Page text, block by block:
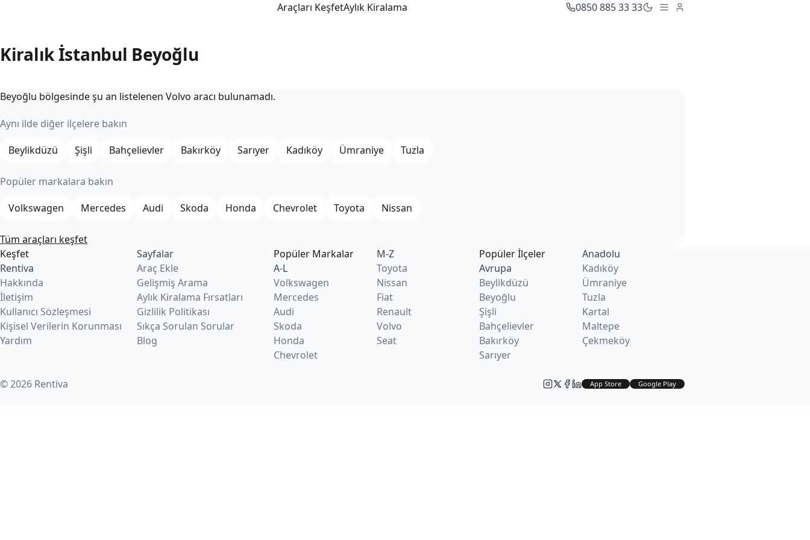
Araçları KeşfetAylık Kiralama
7 Ağu/10:00 10 Ağu/ 10:00 0850 885 33 33
Kiralık İstanbul Beyoğlu
Beyoğlu bölgesinde şu an listelenen Volvo aracı bulunamadı.
Aynı ilde diğer ilçelere bakın
Beylikdüzü
Şişli Bahçelievler Bakırköy Sarıyer Kadıköy Ümraniye Tuzla
Popüler markalara bakın
Volkswagen
Mercedes Audi Skoda Honda Chevrolet Toyota Nissan
Tüm araçları keşfet
Keşfet
Rentiva
Hakkında
İletişim
Kullanıcı Sözleşmesi
Kişisel Verilerin Korunması
Yardım
Sayfalar
Araç Ekle
Gelişmiş Arama
Aylık Kiralama Fırsatları
Gizlilik Politikası
Sıkça Sorulan Sorular
Blog
Popüler Markalar
A-L
Volkswagen
Mercedes
Audi
Skoda
Honda
Chevrolet
M-Z
Toyota
Nissan
Fiat
Renault
Volvo
Seat
Popüler İlçeler
Avrupa
Beylikdüzü
Beyoğlu
Şişli
Bahçelievler
Bakırköy
Sarıyer
Anadolu
Kadıköy
Ümraniye
Tuzla
Kartal
Maltepe
Çekmeköy
© 2026 Rentiva App Store Google Play